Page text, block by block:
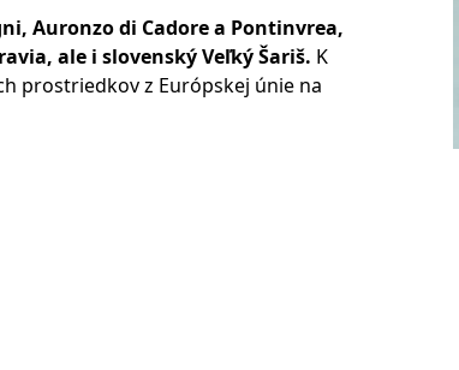
Auronzo di Cadore a Pontinvrea,
ale i slovenský Veľký Šariš. K
prostriedkov z Európskej únie na